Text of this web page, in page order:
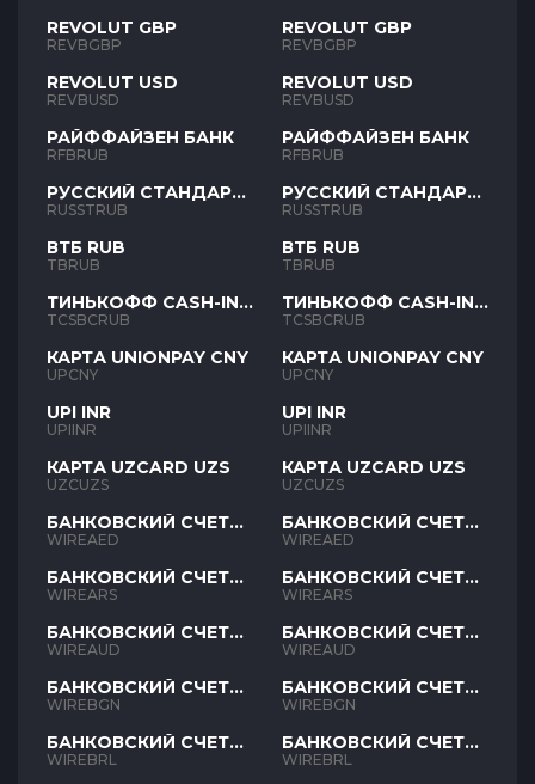
REVOLUT GBP
REVBGBP
REVOLUT USD
REVBUSD
РАЙФФАЙЗЕН БАНК
RFBRUB
РУССКИЙ СТАНДАРТ
RUB
RUSSTRUB
ВТБ RUB
TBRUB
ТИНЬКОФФ CASH-IN
RUB
TCSBCRUB
КАРТА UNIONPAY CNY
UPCNY
UPI INR
UPIINR
КАРТА UZCARD UZS
UZCUZS
БАНКОВСКИЙ СЧЕТ
AED
WIREAED
БАНКОВСКИЙ СЧЕТ
ARS
WIREARS
БАНКОВСКИЙ СЧЕТ
AUD
WIREAUD
БАНКОВСКИЙ СЧЕТ
BGN
WIREBGN
БАНКОВСКИЙ СЧЕТ
BRL
WIREBRL
REVOLUT GBP
REVBGBP
REVOLUT USD
REVBUSD
РАЙФФАЙЗЕН БАНК
RFBRUB
РУССКИЙ СТАНДАРТ
RUB
RUSSTRUB
ВТБ RUB
TBRUB
ТИНЬКОФФ CASH-IN
RUB
TCSBCRUB
КАРТА UNIONPAY CNY
UPCNY
UPI INR
UPIINR
КАРТА UZCARD UZS
UZCUZS
БАНКОВСКИЙ СЧЕТ
AED
WIREAED
БАНКОВСКИЙ СЧЕТ
ARS
WIREARS
БАНКОВСКИЙ СЧЕТ
AUD
WIREAUD
БАНКОВСКИЙ СЧЕТ
BGN
WIREBGN
БАНКОВСКИЙ СЧЕТ
BRL
WIREBRL